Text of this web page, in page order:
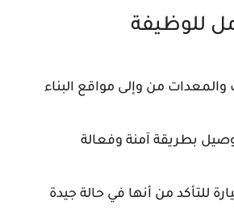
للوظيفة
والمعدات من وإلى مواقع البناء
بطريقة آمنة وفعالة
للتأكد من أنها في حالة جيدة